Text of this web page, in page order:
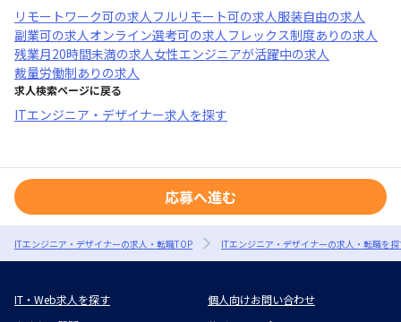
リモートワーク可の求人フルリモート可の求人服装自由の求人
副業可の求人オンライン選考可の求人フレックス制度あり の求人
残業月20時間未満の求人女性エンジニアが活躍中の求人
裁量労働制あり の求人
求人検索ページに戻る
ITエンジニア・デザイナー求人を探す
応募へ進む
ITエンジニア・デザイナーの求人・転職TOP ITエンジニア・デザイナーの求人・転職を
IT・Web求人を探す
個人向けお問い合わせ